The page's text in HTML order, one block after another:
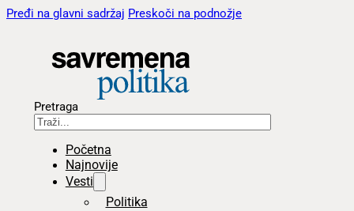
Pređi na glavni sadržaj Preskoči na podnožje
Pretraga
Početna
Najnovije
Vesti
Politika